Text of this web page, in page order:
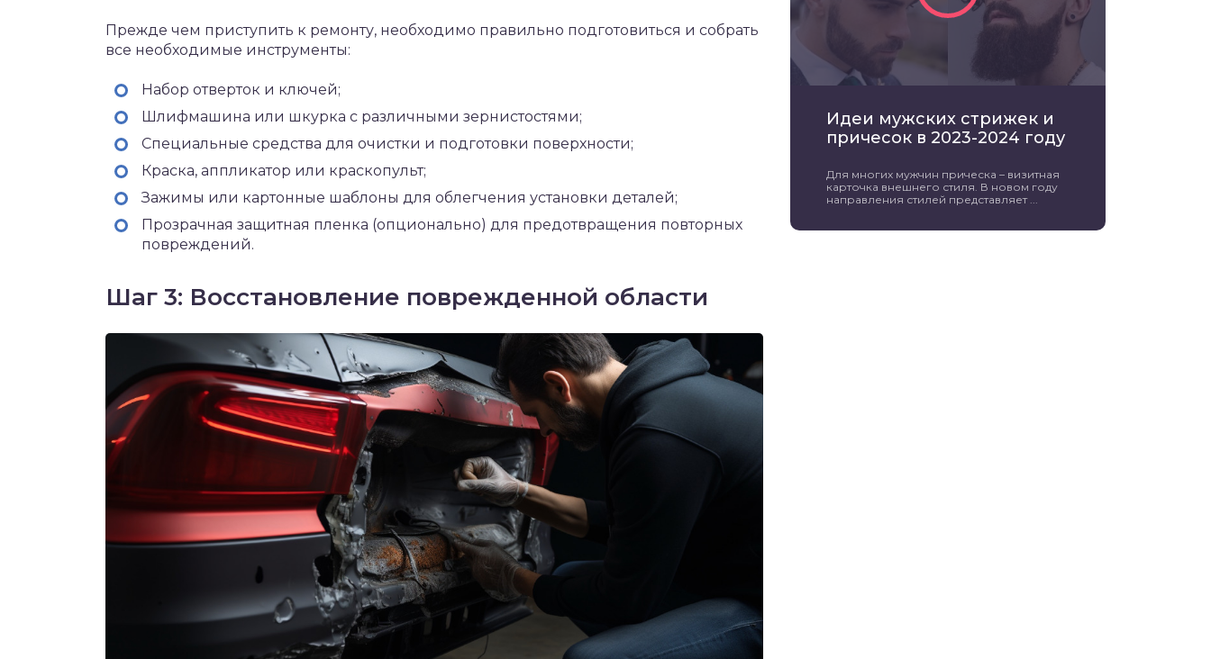
Прежде чем приступить к ремонту, необходимо правильно подготовиться и собрать
все необходимые инструменты:
Набор отверток и ключей;
Шлифмашина или шкурка с различными зернистостями;
Специальные средства для очистки и подготовки поверхности;
Краска, аппликатор или краскопульт;
Зажимы или картонные шаблоны для облегчения установки деталей;
Прозрачная защитная пленка (опционально) для предотвращения повторных
повреждений.
Шаг 3: Восстановление поврежденной области
Идеи мужских стрижек и
причесок в 2023-2024 году
Для многих мужчин прическа – визитная
карточка внешнего стиля. В новом году
направления стилей представляет ...